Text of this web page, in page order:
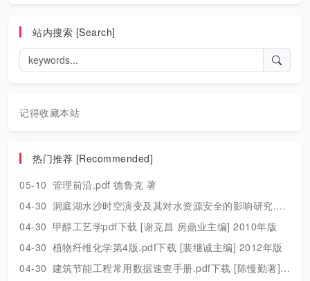
站内搜索 [Search]
记得收藏本站
热门推荐 [Recommended]
05-10 管理前沿.pdf 德鲁克 著
04-30 洞庭湖水沙时空演变及其对水资源安全的影响研究.pdf 胡光伟 著 2017年版
04-30 甲醇工艺学pdf下载 [谢克昌 房鼎业主编] 2010年版
04-30 植物纤维化学第4版.pdf下载 [裴继诚主编] 2012年版
04-30 建筑节能工程常用数据速查手册.pdf下载 [陈慢勤著] 2010年版